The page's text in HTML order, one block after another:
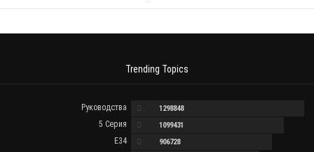
Trending Topics
Руководства 1298848
5 Серия 1099431
E34 906728